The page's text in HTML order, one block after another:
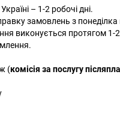
– 1-2 робочі дні.
замовлень з понеділка
виконується протягом 1-2
(комісія за послугу